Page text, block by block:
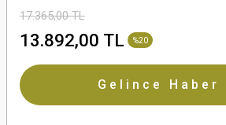
17.365,00 TL
13.892,00 TL %20
Gelince Haber